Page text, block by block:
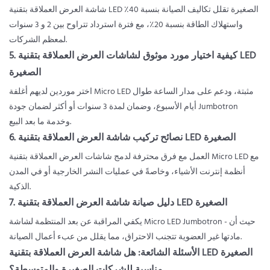
شاشة العرض العملاقة بتقنية LED الصغيرة تقلل تكاليف الصيانة بنسبة 40٪
واستهلاك الطاقة بنسبة 20٪، مع فترة استرداد تتراوح بين 2 و 3 سنوات
لمعظم الشركات.
5. كيفية اختيار مورد موثوق لشاشات العرض العملاقة بتقنية LED
الصغيرة
اختر موردين لديهم أغلفة Micro LED مثبتة، ودعم على مدار الساعة طوال
أيام الأسبوع، وضمان لمدة 3 سنوات أو أكثر لضمان جودة Jumbotron
وخدمة ما بعد البيع.
6. نصائح تركيب شاشة العرض العملاقة بتقنية LED الصغيرة
العمل مع فرق محترفة لدمج شاشات العرض العملاقة بتقنية Micro LED مع
أنظمة إنترنت الأشياء، وخاصةً في عمليات النشر الخارجية أو في المدن
الذكية.
7. دليل صيانة شاشة العرض العملاقة بتقنية LED الصغيرة
يكفي المراقبة عن بعد المنتظمة لشاشة Micro LED Jumbotron - حيث أن
مادتها غير العضوية تتجنب الاحتراق، مما يقلل من عبء أعمال الصيانة.
الأسئلة الشائعة: هل شاشة العرض العملاقة بتقنية LED الصغيرة